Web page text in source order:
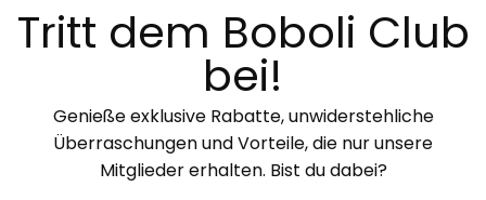
Tritt dem Boboli Club
bei!
Genieße exklusive Rabatte, unwiderstehliche
Überraschungen und Vorteile, die nur unsere
Mitglieder erhalten. Bist du dabei?